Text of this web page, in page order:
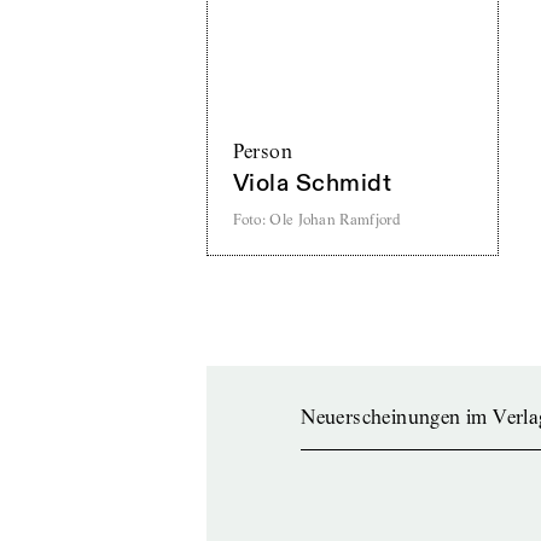
Person
Viola Schmidt
Foto: Ole Johan Ramfjord
Neuerscheinungen im